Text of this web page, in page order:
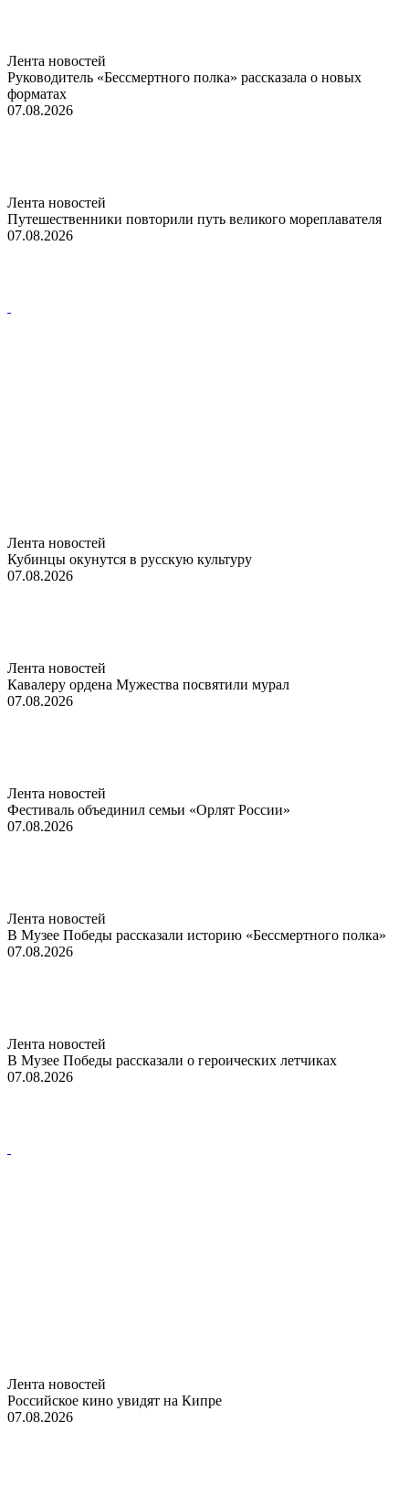
Лента новостей
Руководитель «Бессмертного полка» рассказала о новых
форматах
07.08.2026
Лента новостей
Путешественники повторили путь великого мореплавателя
07.08.2026
Лента новостей
Кубинцы окунутся в русскую культуру
07.08.2026
Лента новостей
Кавалеру ордена Мужества посвятили мурал
07.08.2026
Лента новостей
Фестиваль объединил семьи «Орлят России»
07.08.2026
Лента новостей
В Музее Победы рассказали историю «Бессмертного полка»
07.08.2026
Лента новостей
В Музее Победы рассказали о героических летчиках
07.08.2026
Лента новостей
Российское кино увидят на Кипре
07.08.2026